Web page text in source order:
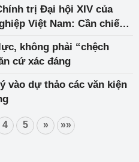
trị Đại hội XIV của
Việt Nam: Cần chiến
không phải “chệch
cứ xác đáng
vào dự thảo các văn kiện
4 5 » »»